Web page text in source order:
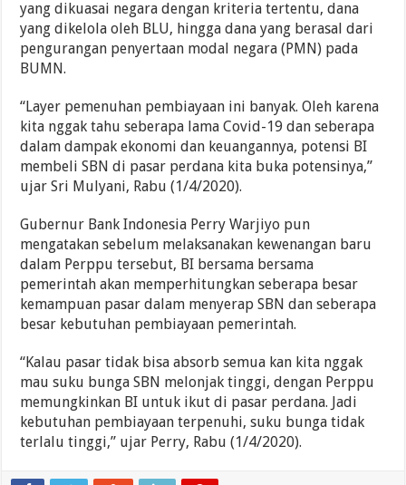
yang dikuasai negara dengan kriteria tertentu, dana
yang dikelola oleh BLU, hingga dana yang berasal dari
pengurangan penyertaan modal negara (PMN) pada
BUMN.
“Layer pemenuhan pembiayaan ini banyak. Oleh karena
kita nggak tahu seberapa lama Covid-19 dan seberapa
dalam dampak ekonomi dan keuangannya, potensi BI
membeli SBN di pasar perdana kita buka potensinya,”
ujar Sri Mulyani, Rabu (1/4/2020).
Gubernur Bank Indonesia Perry Warjiyo pun
mengatakan sebelum melaksanakan kewenangan baru
dalam Perppu tersebut, BI bersama bersama
pemerintah akan memperhitungkan seberapa besar
kemampuan pasar dalam menyerap SBN dan seberapa
besar kebutuhan pembiayaan pemerintah.
“Kalau pasar tidak bisa absorb semua kan kita nggak
mau suku bunga SBN melonjak tinggi, dengan Perppu
memungkinkan BI untuk ikut di pasar perdana. Jadi
kebutuhan pembiayaan terpenuhi, suku bunga tidak
terlalu tinggi,” ujar Perry, Rabu (1/4/2020).